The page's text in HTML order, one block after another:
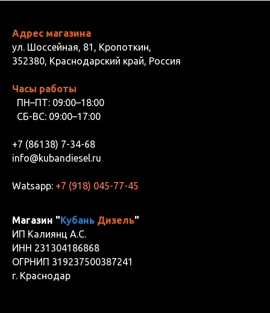
Адрес магазина
ул. Шоссейная, 81, Кропоткин,
352380, Краснодарский край, Россия
Часы работы
ПН–ПТ: 09:00–18:00
СБ-ВС: 09:00–17:00
+7 (86138) 7-34-68
info@kubandiesel.ru
Watsapp: +7 (918) 045-77-45
Магазин "Кубань Дизель"
ИП Калиянц А.С.
ИНН 231304186868
ОГРНИП 319237500387241
г. Краснодар